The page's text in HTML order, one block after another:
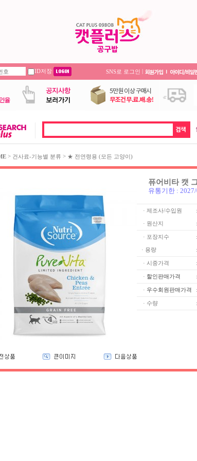
ID저장 SNS로 로그인 |
> 건사료-기능별 분류 > ★ 전연령용 (모든 고양이)
퓨어비타 캣
유통기한 :
· 제조사/수입원 :
· 원산지 :
· 포장지수 :
· 용량 :
· 시중가격 :
· 할인판매가격 :
· 우수회원판매가격 :
· 수량 :